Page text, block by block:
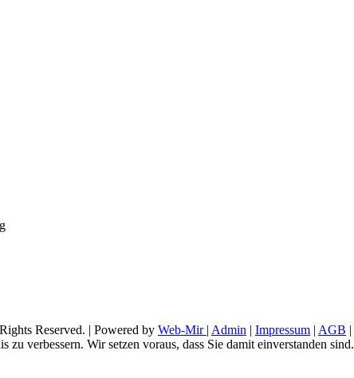
Reserved. | Powered by Web-Mir | Admin | Impressum | AGB |
verbessern. Wir setzen voraus, dass Sie damit einverstanden sind.